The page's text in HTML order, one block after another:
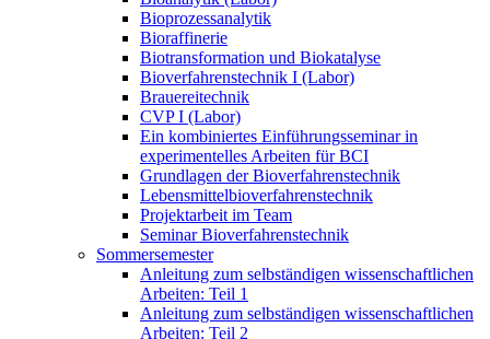
Bioprozessanalytik
Bioraffinerie
Biotransformation und Biokatalyse
Bioverfahrenstechnik I (Labor)
Brauereitechnik
CVP I (Labor)
Ein kombiniertes Einführungsseminar in
experimentelles Arbeiten für BCI
Grundlagen der Bioverfahrenstechnik
Lebensmittelbioverfahrenstechnik
Projektarbeit im Team
Seminar Bioverfahrenstechnik
Sommersemester
Anleitung zum selbständigen wissenschaftlichen
Arbeiten: Teil 1
Anleitung zum selbständigen wissenschaftlichen
Arbeiten: Teil 2